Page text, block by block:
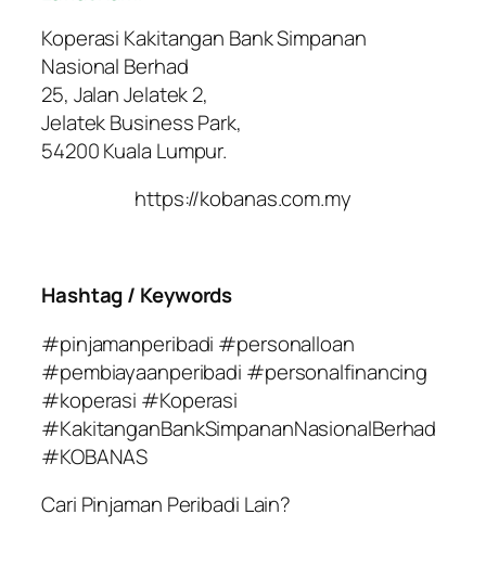
Koperasi Kakitangan Bank Simpanan
Nasional Berhad
25, Jalan Jelatek 2,
Jelatek Business Park,
54200 Kuala Lumpur.
https://kobanas.com.my
Hashtag / Keywords
#pinjamanperibadi #personalloan
#pembiayaanperibadi #personalfinancing
#koperasi #Koperasi
#KakitanganBankSimpananNasionalBerhad
#KOBANAS
Cari Pinjaman Peribadi Lain?